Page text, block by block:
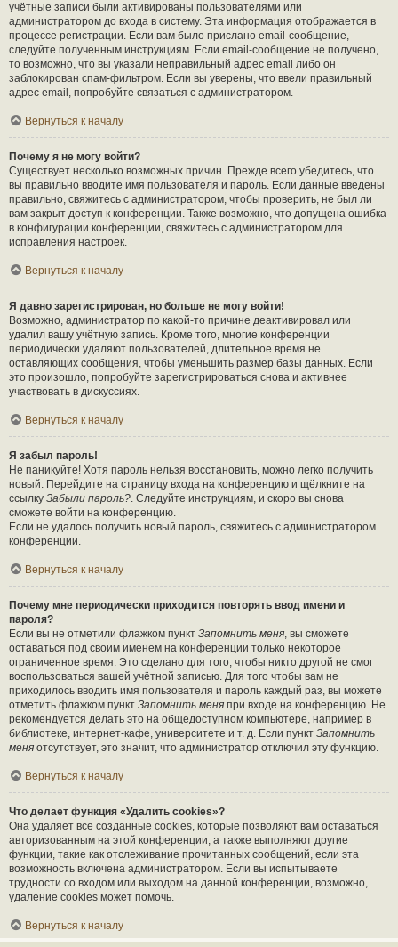
учётные записи были активированы пользователями или
администратором до входа в систему. Эта информация отображается в
процессе регистрации. Если вам было прислано email-сообщение,
следуйте полученным инструкциям. Если email-сообщение не получено,
то возможно, что вы указали неправильный адрес email либо он
заблокирован спам-фильтром. Если вы уверены, что ввели правильный
адрес email, попробуйте связаться с администратором.
Вернуться к началу
Почему я не могу войти?
Существует несколько возможных причин. Прежде всего убедитесь, что
вы правильно вводите имя пользователя и пароль. Если данные введены
правильно, свяжитесь с администратором, чтобы проверить, не был ли
вам закрыт доступ к конференции. Также возможно, что допущена ошибка
в конфигурации конференции, свяжитесь с администратором для
исправления настроек.
Вернуться к началу
Я давно зарегистрирован, но больше не могу войти!
Возможно, администратор по какой-то причине деактивировал или
удалил вашу учётную запись. Кроме того, многие конференции
периодически удаляют пользователей, длительное время не
оставляющих сообщения, чтобы уменьшить размер базы данных. Если
это произошло, попробуйте зарегистрироваться снова и активнее
участвовать в дискуссиях.
Вернуться к началу
Я забыл пароль!
Не паникуйте! Хотя пароль нельзя восстановить, можно легко получить
новый. Перейдите на страницу входа на конференцию и щёлкните на
ссылку Забыли пароль?. Следуйте инструкциям, и скоро вы снова
сможете войти на конференцию.
Если не удалось получить новый пароль, свяжитесь с администратором
конференции.
Вернуться к началу
Почему мне периодически приходится повторять ввод имени и
пароля?
Если вы не отметили флажком пункт Запомнить меня, вы сможете
оставаться под своим именем на конференции только некоторое
ограниченное время. Это сделано для того, чтобы никто другой не смог
воспользоваться вашей учётной записью. Для того чтобы вам не
приходилось вводить имя пользователя и пароль каждый раз, вы можете
отметить флажком пункт Запомнить меня при входе на конференцию. Не
рекомендуется делать это на общедоступном компьютере, например в
библиотеке, интернет-кафе, университете и т. д. Если пункт Запомнить
меня отсутствует, это значит, что администратор отключил эту функцию.
Вернуться к началу
Что делает функция «Удалить cookies»?
Она удаляет все созданные cookies, которые позволяют вам оставаться
авторизованным на этой конференции, а также выполняют другие
функции, такие как отслеживание прочитанных сообщений, если эта
возможность включена администратором. Если вы испытываете
трудности со входом или выходом на данной конференции, возможно,
удаление cookies может помочь.
Вернуться к началу